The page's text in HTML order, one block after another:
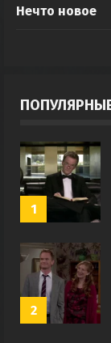
Нечто новое
1
2